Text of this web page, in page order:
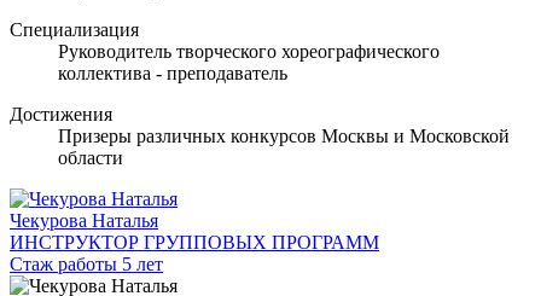
Специализация
Руководитель творческого хореографического
коллектива - преподаватель
Достижения
Призеры различных конкурсов Москвы и Московской
области
Чекурова Наталья
ИНСТРУКТОР ГРУППОВЫХ ПРОГРАММ
Стаж работы 5 лет